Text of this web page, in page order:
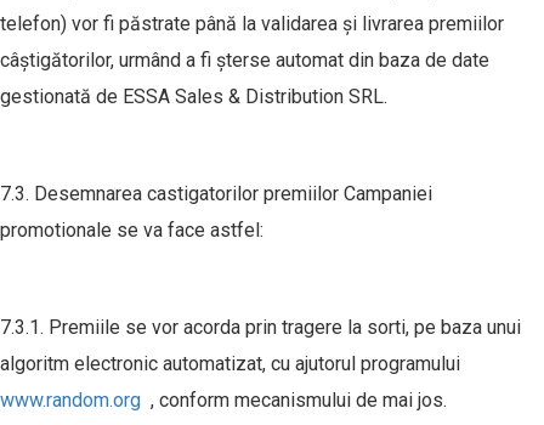
telefon) vor fi păstrate până la validarea și livrarea premiilor
câștigătorilor, urmând a fi șterse automat din baza de date
gestionată de ESSA Sales & Distribution SRL.
7.3. Desemnarea castigatorilor premiilor Campaniei
promotionale se va face astfel:
7.3.1. Premiile se vor acorda prin tragere la sorti, pe baza unui
algoritm electronic automatizat, cu ajutorul programului
www.random.org , conform mecanismului de mai jos.